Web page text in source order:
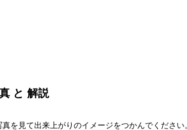
と 解説
真を見て出来上がりのイメージをつかんでくださ